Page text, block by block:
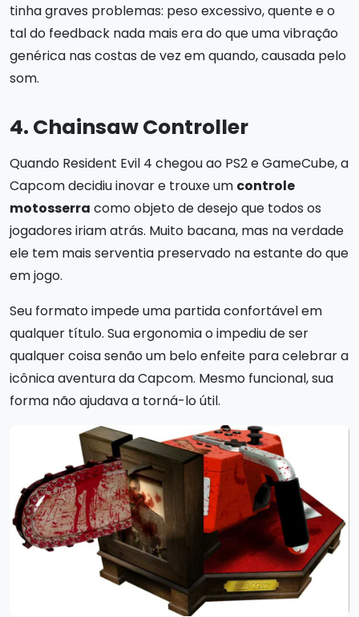
tinha graves problemas: peso excessivo, quente e o
tal do feedback nada mais era do que uma vibração
genérica nas costas de vez em quando, causada pelo
som.
4. Chainsaw Controller
Quando Resident Evil 4 chegou ao PS2 e GameCube, a
Capcom decidiu inovar e trouxe um controle
motosserra como objeto de desejo que todos os
jogadores iriam atrás. Muito bacana, mas na verdade
ele tem mais serventia preservado na estante do que
em jogo.
Seu formato impede uma partida confortável em
qualquer título. Sua ergonomia o impediu de ser
qualquer coisa senão um belo enfeite para celebrar a
icônica aventura da Capcom. Mesmo funcional, sua
forma não ajudava a torná-lo útil.